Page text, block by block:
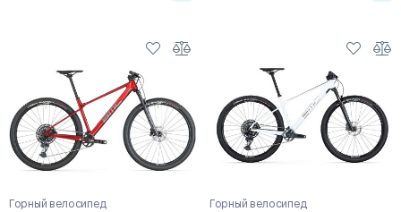
Горный велосипед Горный велосипед